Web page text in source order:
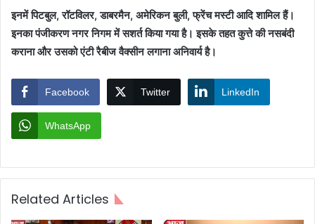
इनमें पिटबुल, रॉटविलर, डाबरमैन, अमेरिकन बुली, फ्रेंच मस्टी आदि शामिल हैं।
इनका पंजीकरण नगर निगम में सशर्त किया गया है। इसके तहत कुत्ते की नसबंदी
कराना और उसको एंटी रैबीज वैक्सीन लगाना अनिवार्य है।
Facebook Twitter LinkedIn
WhatsApp
Related Articles